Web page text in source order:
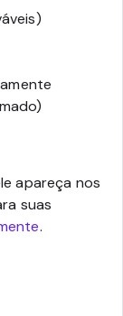
apareça nos
suas
.